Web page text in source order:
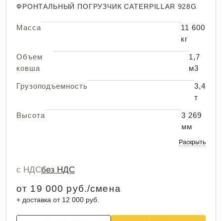
ФРОНТАЛЬНЫЙ ПОГРУЗЧИК CATERPILLAR 928G
Масса
11 600
кг
Объем
ковша
1,7
м3
Грузоподъемность
3,4
т
Высота
3 269
мм
Раскрыть
с НДСбез НДС
от 19 000 руб./смена
+ доставка от 12 000 руб.